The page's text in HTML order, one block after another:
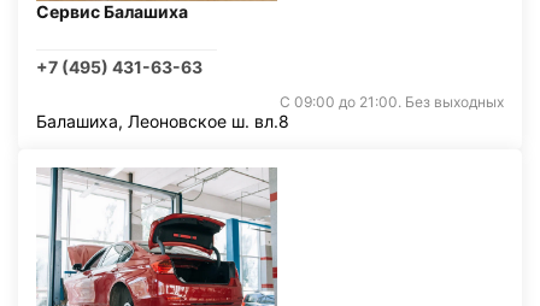
Сервис Балашиха
+7 (495) 431-63-63
С 09:00 до 21:00. Без выходных
Балашиха, Леоновское ш. вл.8